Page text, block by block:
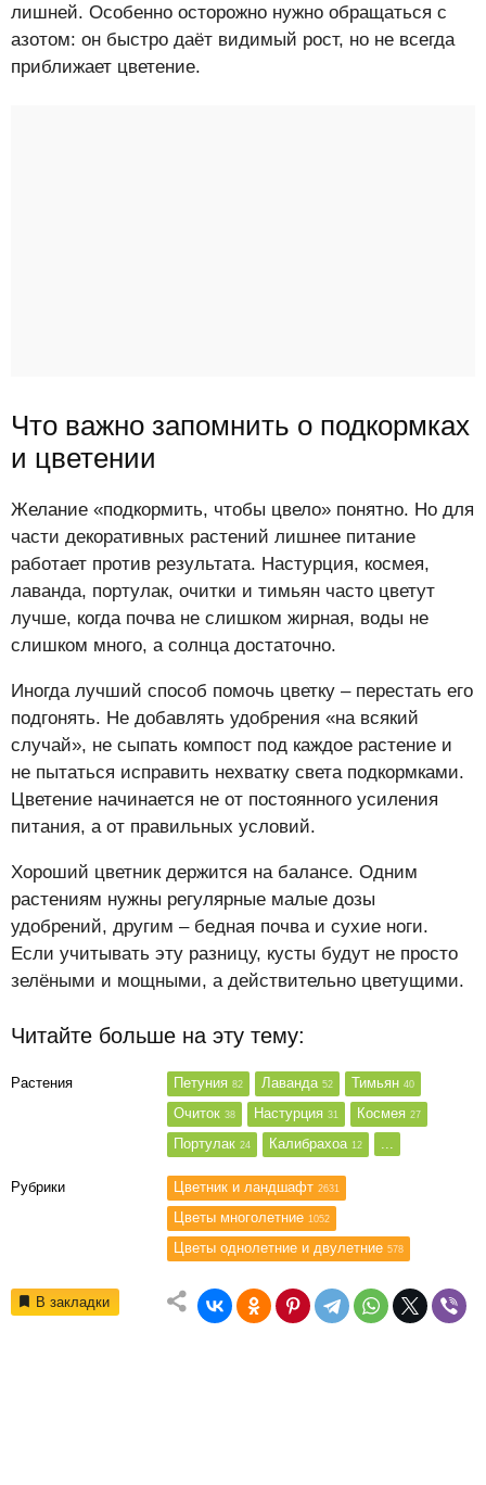
лишней. Особенно осторожно нужно обращаться с
азотом: он быстро даёт видимый рост, но не всегда
приближает цветение.
Что важно запомнить о подкормках
и цветении
Желание «подкормить, чтобы цвело» понятно. Но для
части декоративных растений лишнее питание
работает против результата. Настурция, космея,
лаванда, портулак, очитки и тимьян часто цветут
лучше, когда почва не слишком жирная, воды не
слишком много, а солнца достаточно.
Иногда лучший способ помочь цветку – перестать его
подгонять. Не добавлять удобрения «на всякий
случай», не сыпать компост под каждое растение и
не пытаться исправить нехватку света подкормками.
Цветение начинается не от постоянного усиления
питания, а от правильных условий.
Хороший цветник держится на балансе. Одним
растениям нужны регулярные малые дозы
удобрений, другим – бедная почва и сухие ноги.
Если учитывать эту разницу, кусты будут не просто
зелёными и мощными, а действительно цветущими.
Читайте больше на эту тему:
Растения Петуния 82 Лаванда 52 Тимьян 40
Очиток 38 Настурция 31 Космея 27
Портулак 24 Калибрахоа 12
Рубрики Цветник и ландшафт 2631
Цветы многолетние 1052
Цветы однолетние и двулетние 578
В закладки